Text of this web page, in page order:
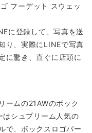
フーデット スウェッ
に登録して、写真を送
り、実際にLINEで写真
に驚き、直ぐに店頭に
ームの21AWのボック
はシュプリーム人気の
で、ボックスロゴパー